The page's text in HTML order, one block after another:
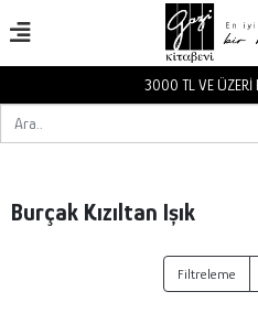
3000 TL VE ÜZERİ
Burçak Kızıltan Işık
Filtreleme